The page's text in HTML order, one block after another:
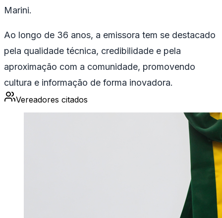
Marini.
Ao longo de 36 anos, a emissora tem se destacado
pela qualidade técnica, credibilidade e pela
aproximação com a comunidade, promovendo
cultura e informação de forma inovadora.
Vereadores citados